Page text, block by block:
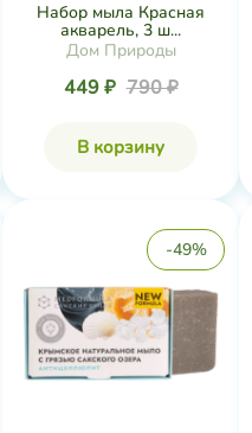
Набор мыла Красная
акварель, 3 ш...
Дом Природы
449 ₽ 790 ₽
В корзину
-49%